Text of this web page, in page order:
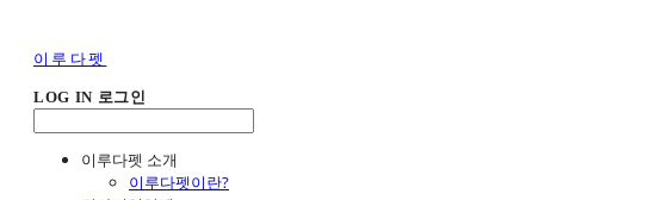
이루다펫
LOG IN 로그인
이루다펫 소개
이루다펫이란?